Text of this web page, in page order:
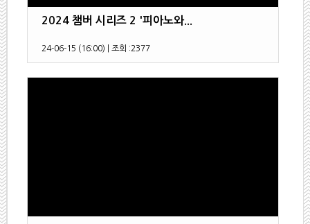
2024 챔버 시리즈 2 '피아노와...
24-06-15 (16:00) 조회 :2377